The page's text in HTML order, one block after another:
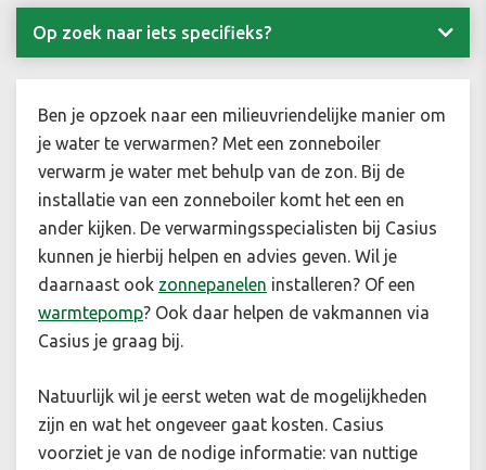
Op zoek naar iets specifieks?
Ben je opzoek naar een milieuvriendelijke manier om
je water te verwarmen? Met een zonneboiler
verwarm je water met behulp van de zon. Bij de
installatie van een zonneboiler komt het een en
ander kijken. De verwarmingsspecialisten bij Casius
kunnen je hierbij helpen en advies geven. Wil je
daarnaast ook zonnepanelen installeren? Of een
warmtepomp? Ook daar helpen de vakmannen via
Casius je graag bij.
Natuurlijk wil je eerst weten wat de mogelijkheden
zijn en wat het ongeveer gaat kosten. Casius
voorziet je van de nodige informatie: van nuttige